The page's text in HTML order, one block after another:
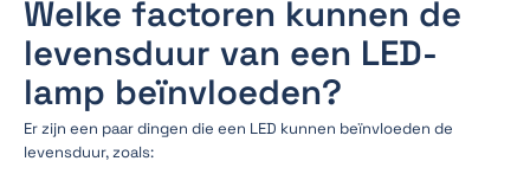
Welke factoren kunnen de
levensduur van een LED-
lamp beïnvloeden?
Er zijn een paar dingen die een LED kunnen beïnvloeden de
levensduur, zoals: